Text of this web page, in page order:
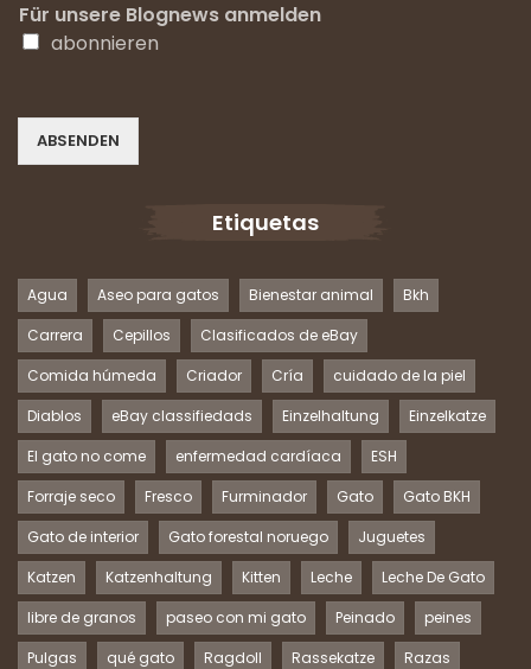
Für unsere Blognews anmelden
abonnieren
ABSENDEN
Etiquetas
Agua Aseo para gatos Bienestar animal
Bkh
Carrera
Cepillos
Clasificados de eBay
Comida húmeda
Criador Cría
cuidado de la piel
Diablos
eBay classifiedads Einzelhaltung
Einzelkatze
El gato no come
enfermedad cardíaca
ESH
Forraje seco
Fresco Furminador Gato
Gato BKH
Gato de interior
Gato forestal noruego
Juguetes
Katzen
Katzenhaltung Kitten Leche
Leche De Gato
libre de granos
paseo con mi gato Peinado
peines
Pulgas
qué gato Ragdoll Rassekatze
Razas